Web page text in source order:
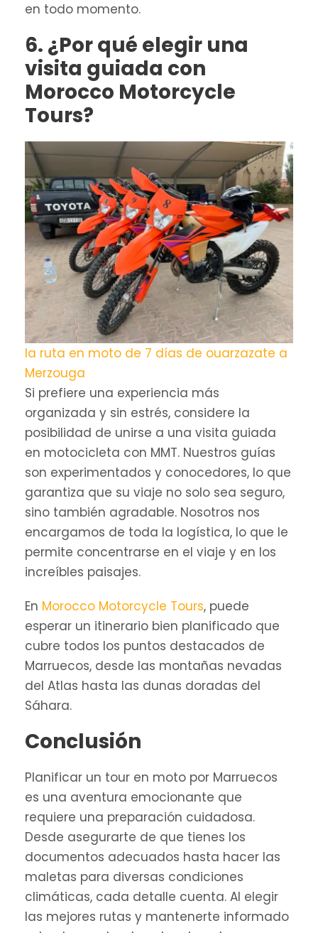
en todo momento.
6. ¿Por qué elegir una
visita guiada con
Morocco Motorcycle
Tours?
la ruta en moto de 7 días de ouarzazate a
Merzouga
Si prefiere una experiencia más
organizada y sin estrés, considere la
posibilidad de unirse a una visita guiada
en motocicleta con MMT. Nuestros guías
son experimentados y conocedores, lo que
garantiza que su viaje no solo sea seguro,
sino también agradable. Nosotros nos
encargamos de toda la logística, lo que le
permite concentrarse en el viaje y en los
increíbles paisajes.
En Morocco Motorcycle Tours, puede
esperar un itinerario bien planificado que
cubre todos los puntos destacados de
Marruecos, desde las montañas nevadas
del Atlas hasta las dunas doradas del
Sáhara.
Conclusión
Planificar un tour en moto por Marruecos
es una aventura emocionante que
requiere una preparación cuidadosa.
Desde asegurarte de que tienes los
documentos adecuados hasta hacer las
maletas para diversas condiciones
climáticas, cada detalle cuenta. Al elegir
las mejores rutas y mantenerte informado